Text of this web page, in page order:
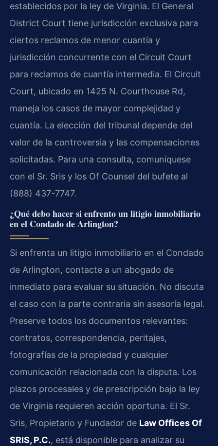
establecidos por la ley de Virginia. El General
District Court tiene jurisdicción exclusiva para
ciertos reclamos de menor cuantía y
jurisdicción concurrente con el Circuit Court
para reclamos de cuantía intermedia. El Circuit
Court, ubicado en 1425 N. Courthouse Rd,
maneja los casos de mayor complejidad y
cuantía. La elección del tribunal depende del
valor de la controversia y las compensaciones
solicitadas. Para una consulta, comuníquese
con el Sr. Sris y los Of Counsel del bufete al
(888) 437-7747.
¿Qué debo hacer si enfrento un litigio inmobiliario
en el Condado de Arlington?
Si enfrenta un litigio inmobiliario en el Condado
de Arlington, contacte a un abogado de
inmediato para evaluar su situación. No discuta
el caso con la parte contraria sin asesoría legal.
Preserve todos los documentos relevantes:
contratos, correspondencia, peritajes,
fotografías de la propiedad y cualquier
comunicación relacionada con la disputa. Los
plazos procesales y de prescripción bajo la ley
de Virginia requieren acción oportuna. El Sr.
Sris, Propietario y Fundador de Law Offices Of
SRIS, P.C., está disponible para analizar su